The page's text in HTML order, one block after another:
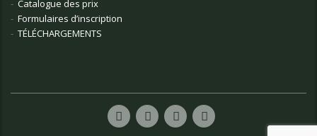
Catalogue des prix
Formulaires d’inscription
TÉLÉCHARGEMENTS